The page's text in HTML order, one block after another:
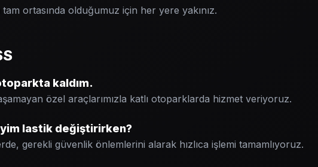
tam ortasında olduğumuz için her yere yakınız.
kaldım.
özel araçlarımızla katlı otoparklarda hizmet veriyoruz.
lastik değiştirirken?
gerekli güvenlik önlemlerini alarak hızlıca işlemi tamamlıyoruz.